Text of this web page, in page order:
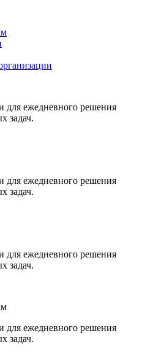
для ежедневного решения
задач.
для ежедневного решения
задач.
для ежедневного решения
задач.
для ежедневного решения
задач.